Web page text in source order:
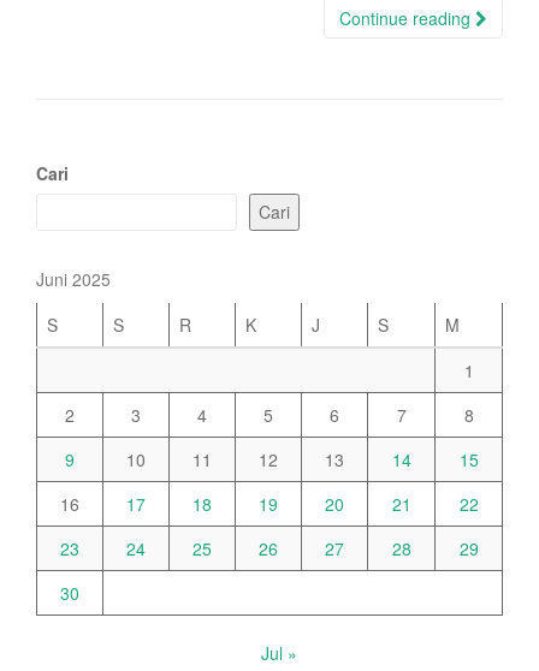
Continue reading
Cari
Cari
Juni 2025
S
S R K J S
M
1
2
3 4 5 6 7
8
9
10 11 12 13 14
15
16
17 18 19 20 21
22
23
24 25 26 27 28
29
30
Jul »